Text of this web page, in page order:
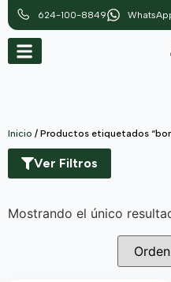
624-100-8849
Inicio / Productos etiquetados
Ver Filtros
Mostrando el único